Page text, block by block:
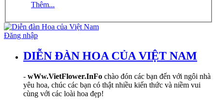
Thêm...
Đăng nhập
DIỄN ĐÀN HOA CỦA VIỆT NAM
- wWw.VietFlower.InFo chào đón các bạn đến với ngôi nhà
yêu hoa, chúc các bạn có thật nhiều kiến thức và niềm vui
cùng với các loài hoa đẹp!